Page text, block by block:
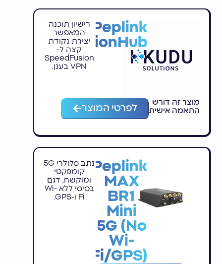
Peplink
FusionHub
רישיון תוכנה
המאפשר
יצירת נקודת
קצה ל-
SpeedFusion
VPN בענן.
מוצר זה דורש
התאמה אישית
לפרטי המוצר
Peplink
MAX
BR1
Mini
5G (No
Wi-
Fi/GPS)
נתב סלולרי 5G
קומפקטי
ומוקשח, דגם
בסיסי ללא Wi-
Fi ו-GPS.